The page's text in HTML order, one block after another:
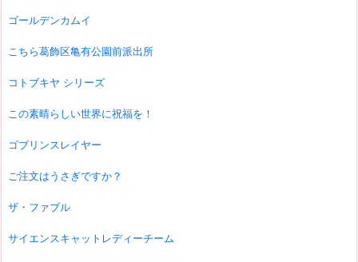
ゴールデンカムイ
こちら葛飾区亀有公園前派出所
コトブキヤ シリーズ
この素晴らしい世界に祝福を！
ゴブリンスレイヤー
ご注文はうさぎですか？
ザ・ファブル
サイエンスキャットレディーチーム